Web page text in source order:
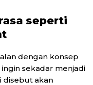
seperti
dengan konsep
sekadar menjadi
disebut akan